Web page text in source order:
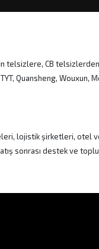
CB
Quansheng, Wouxun,
lojistik şirketleri, otel
sonrası destek ve